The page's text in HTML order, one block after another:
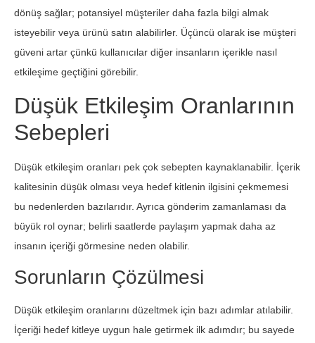
dönüş sağlar; potansiyel müşteriler daha fazla bilgi almak
isteyebilir veya ürünü satın alabilirler. Üçüncü olarak ise müşteri
güveni artar çünkü kullanıcılar diğer insanların içerikle nasıl
etkileşime geçtiğini görebilir.
Düşük Etkileşim Oranlarının
Sebepleri
Düşük etkileşim oranları pek çok sebepten kaynaklanabilir. İçerik
kalitesinin düşük olması veya hedef kitlenin ilgisini çekmemesi
bu nedenlerden bazılarıdır. Ayrıca gönderim zamanlaması da
büyük rol oynar; belirli saatlerde paylaşım yapmak daha az
insanın içeriği görmesine neden olabilir.
Sorunların Çözülmesi
Düşük etkileşim oranlarını düzeltmek için bazı adımlar atılabilir.
İçeriği hedef kitleye uygun hale getirmek ilk adımdır; bu sayede